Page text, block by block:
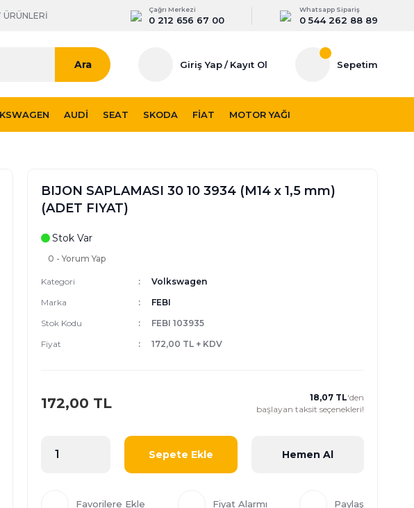
ÜRÜNLERİ
Çağrı Merkezi
0 212 656 67 00
Whatsapp Sipariş
0 544 262 88 89
Ara Giriş Yap/ Kayıt Ol Sepetim
AUDI SEAT SKODA FIAT MOTOR YAĞI
BIJON SAPLAMASI 30 10 3934 (M14 x 1,5 mm)
(ADET FIYAT)
Stok Var
0 - Yorum Yap
Kategori
Volkswagen
Marka
FEBI
Stok Kodu
FEBI 103935
Fiyat
172,00 TL + KDV
172,00 TL 18,07 TL'den
başlayan taksit seçenekleri!
Sepete Ekle Hemen Al
Fiyat Alarmı Paylaş